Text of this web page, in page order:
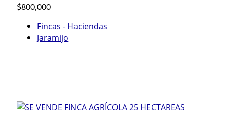
$800,000
Fincas - Haciendas
Jaramijo